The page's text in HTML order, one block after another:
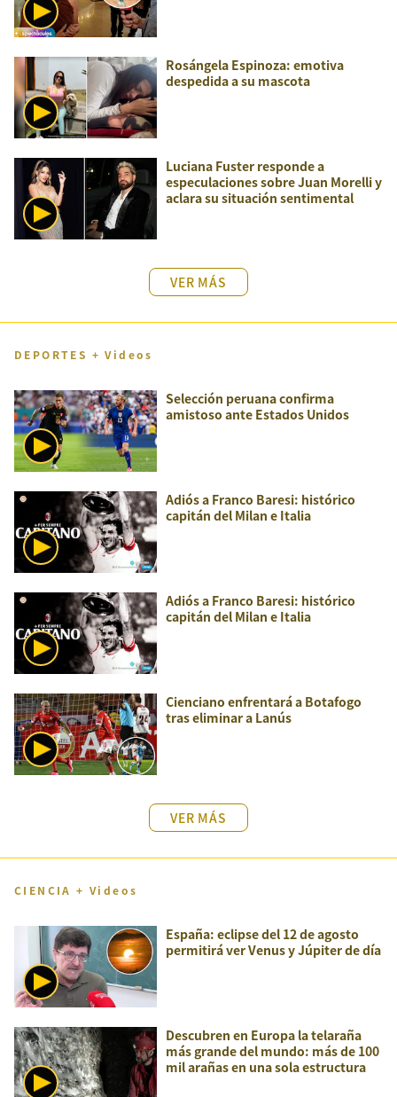
Rosángela Espinoza: emotiva
despedida a su mascota
Luciana Fuster responde a
especulaciones sobre Juan Morelli y
aclara su situación sentimental
VER MÁS
DEPORTES + Videos
Selección peruana confirma
amistoso ante Estados Unidos
Adiós a Franco Baresi: histórico
capitán del Milan e Italia
Adiós a Franco Baresi: histórico
capitán del Milan e Italia
Cienciano enfrentará a Botafogo
tras eliminar a Lanús
VER MÁS
CIENCIA + Videos
España: eclipse del 12 de agosto
permitirá ver Venus y Júpiter de día
Descubren en Europa la telaraña
más grande del mundo: más de 100
mil arañas en una sola estructura